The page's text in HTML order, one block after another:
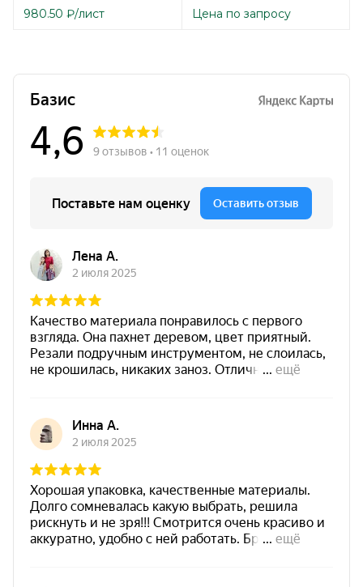
березовая
980.50 ₽/лист Цена по запросу